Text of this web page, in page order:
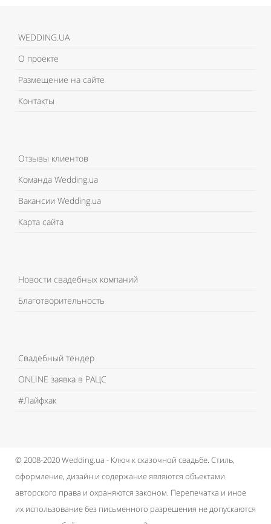
WEDDING.UA
О проекте
Размещение на сайте
Контакты
Отзывы клиентов
Команда Wedding.ua
Вакансии Wedding.ua
Карта сайта
Новости свадебных компаний
Благотворительность
Свадебный тендер
ONLINE заявка в РАЦС
#Лайфхак
© 2008-2020 Wedding.ua - Ключ к сказочной свадьбе. Стиль,
оформление, дизайн и содержание являются объектами
авторского права и охраняются законом. Перепечатка и иное
их использование без письменного разрешения не допускаются